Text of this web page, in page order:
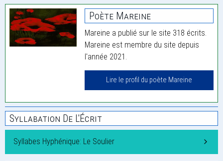
Poète Mareine
Mareine a publié sur le site 318 écrits.
Mareine est membre du site depuis
l'année 2021.
Lire le profil du poète Mareine
Syllabation De L'Écrit
Syllabes Hyphénique: Le Soulier